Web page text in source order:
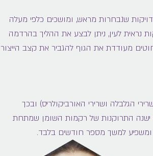
שנבחרות מראש, ומושכים כלפי מעלה
נראית לעין, ניתן לבצע את ההליך בהרדמה
מעודדת את הגוף להגביר את קצב הייצור
הגלבלה ושרירי האורביקולריס) ובכך
התרוקנות של רקמות השומן שמתחת
למשך מספר חודשים בלבד.